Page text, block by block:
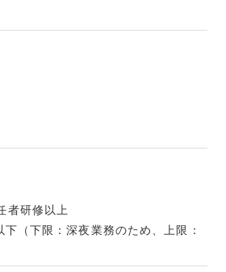
者研修以上
下（下限：深夜業務のため、上限：